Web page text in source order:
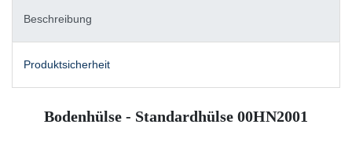
Beschreibung
Produktsicherheit
Bodenhülse - Standardhülse 00HN2001